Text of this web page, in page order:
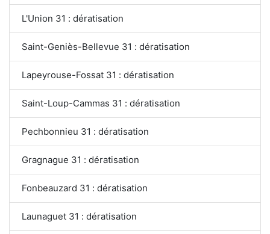
L'Union 31 : dératisation
Saint-Geniès-Bellevue 31 : dératisation
Lapeyrouse-Fossat 31 : dératisation
Saint-Loup-Cammas 31 : dératisation
Pechbonnieu 31 : dératisation
Gragnague 31 : dératisation
Fonbeauzard 31 : dératisation
Launaguet 31 : dératisation